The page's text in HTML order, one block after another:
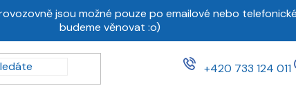
jsou možné pouze po emailové nebo
budeme věnovat :o)
+420 733 124 011